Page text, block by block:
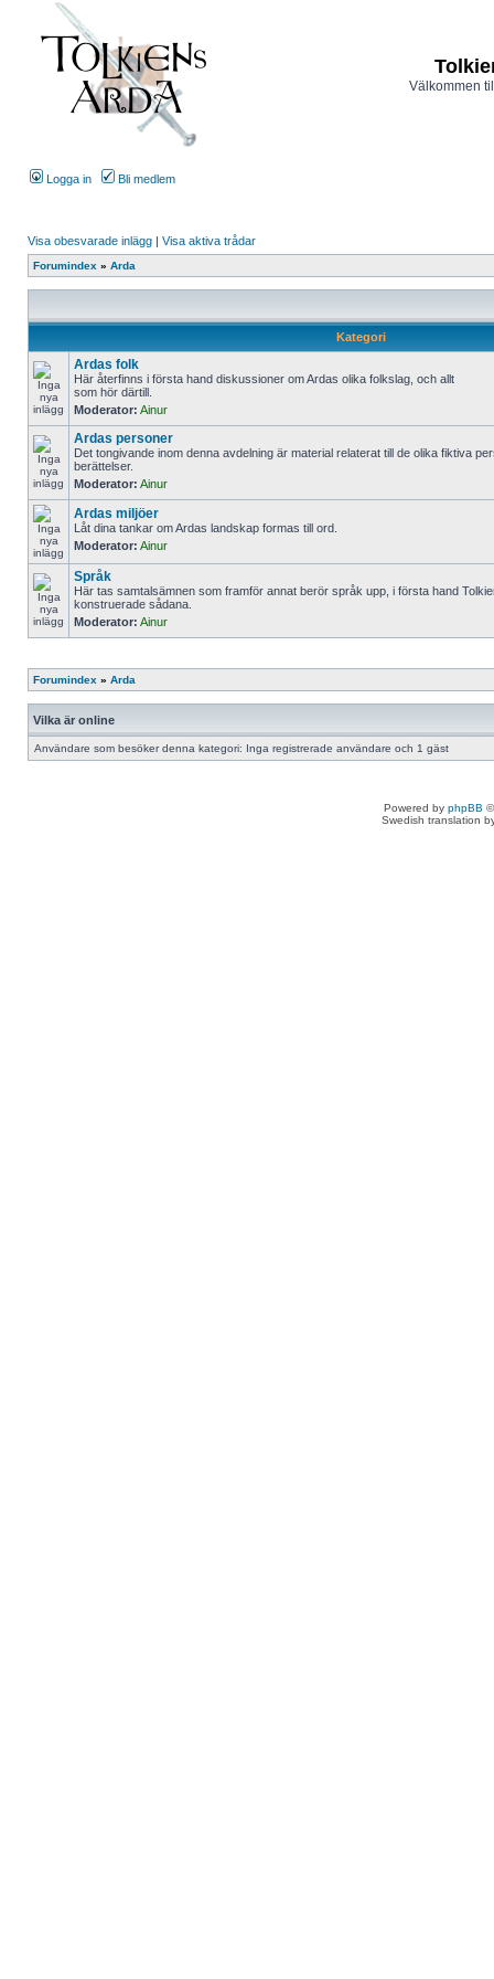
Välkommen
Logga in Bli medlem
Visa obesvarade inlägg | Visa aktiva trådar
Forumindex » Arda
Kategori
Ardas folk
Här återfinns i första hand diskussioner om Ardas olika folkslag, och allt
som hör därtill.
Moderator: Ainur
Ardas personer
Det tongivande inom denna avdelning är material relaterat till de olika fiktiva
berättelser.
Moderator: Ainur
Ardas miljöer
Låt dina tankar om Ardas landskap formas till ord.
Moderator: Ainur
Språk
Här tas samtalsämnen som framför annat berör språk upp, i första hand
konstruerade sådana.
Moderator: Ainur
Forumindex » Arda
Vilka är online
Användare som besöker denna kategori: Inga registrerade användare och 1 gäst
Powered by phpBB
Swedish translation